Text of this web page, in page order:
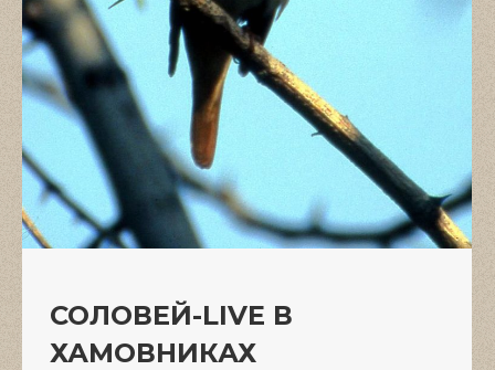
СОЛОВЕЙ-LIVE В
ХАМОВНИКАХ